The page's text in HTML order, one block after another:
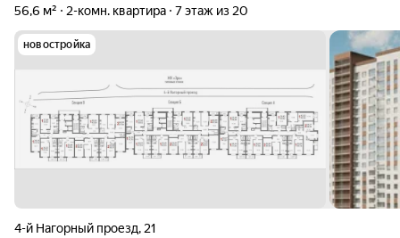
56,6 м² 2-комн. квартира 7 этаж из 20
новостройка
4-й Нагорный проезд, 21